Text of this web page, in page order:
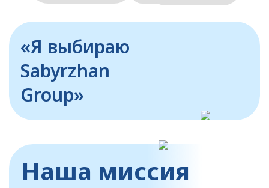
«Я выбираю
Sabyrzhan
Group»
Наша миссия